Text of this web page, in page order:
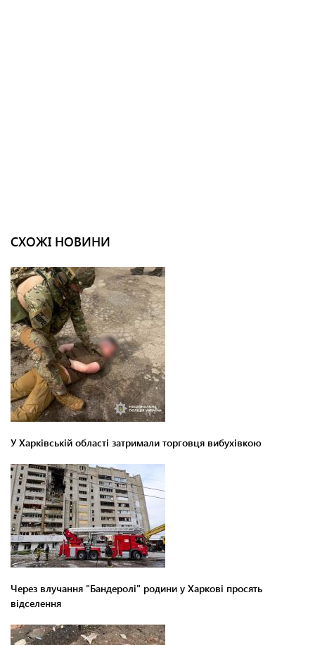
СХОЖІ НОВИНИ
У Харківській області затримали торговця вибухівкою
Через влучання "Бандеролі" родини у Харкові просять
відселення